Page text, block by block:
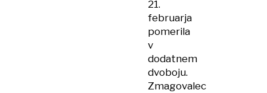
21.
februarja
pomerila
v
dodatnem
dvoboju.
Zmagovalec